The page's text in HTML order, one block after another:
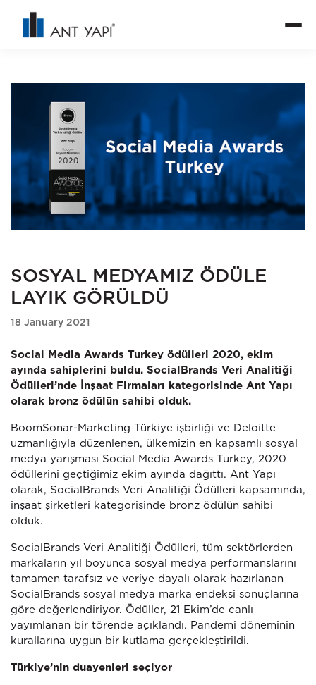
SOSYAL MEDYAMIZ ÖDÜLE
LAYIK GÖRÜLDÜ
18 January 2021
Social Media Awards Turkey ödülleri 2020, ekim
ayında sahiplerini buldu. SocialBrands Veri Analitiği
Ödülleri’nde İnşaat Firmaları kategorisinde Ant Yapı
olarak bronz ödülün sahibi olduk.
BoomSonar-Marketing Türkiye işbirliği ve Deloitte
uzmanlığıyla düzenlenen, ülkemizin en kapsamlı sosyal
medya yarışması Social Media Awards Turkey, 2020
ödüllerini geçtiğimiz ekim ayında dağıttı. Ant Yapı
olarak, SocialBrands Veri Analitiği Ödülleri kapsamında,
inşaat şirketleri kategorisinde bronz ödülün sahibi
olduk.
SocialBrands Veri Analitiği Ödülleri, tüm sektörlerden
markaların yıl boyunca sosyal medya performanslarını
tamamen tarafsız ve veriye dayalı olarak hazırlanan
SocialBrands sosyal medya marka endeksi sonuçlarına
göre değerlendiriyor. Ödüller, 21 Ekim’de canlı
yayımlanan bir törende açıklandı. Pandemi döneminin
kurallarına uygun bir kutlama gerçekleştirildi.
Türkiye’nin duayenleri seçiyor